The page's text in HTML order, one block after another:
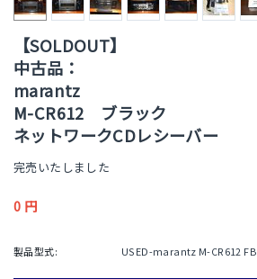
【SOLDOUT】
中古品：
marantz
M-CR612 ブラック
ネットワークCDレシーバー
完売いたしました
0 円
製品型式: USED-marantz M-CR612 FB